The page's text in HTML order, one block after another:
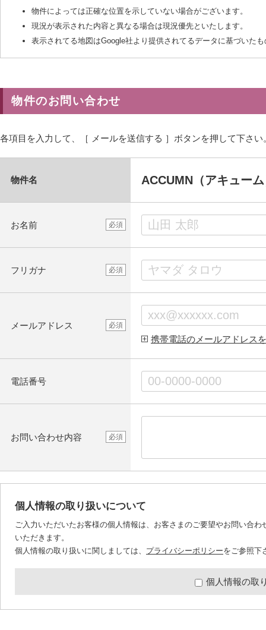
物件によっては正確な位置を示していない場合がございます。
現況が表示された内容と異なる場合は現況優先といたします。
表示されてる地図はGoogle社より提供されてるデータに基づいた
物件のお問い合わせ
各項目を入力して、［ メールを送信する ］ボタンを押して下さい
物件名 ACCUMN（アキュー
お名前 必須
フリガナ 必須
メールアドレス 必須
携帯電話のメールアドレス
電話番号
お問い合わせ内容 必須
個人情報の取り扱いについて
ご入力いただいたお客様の個人情報は、お客さまのご要望やお問い合
いただきます。
個人情報の取り扱いに関しましては、 プライバシーポリシーをご参照下
個人情報の取